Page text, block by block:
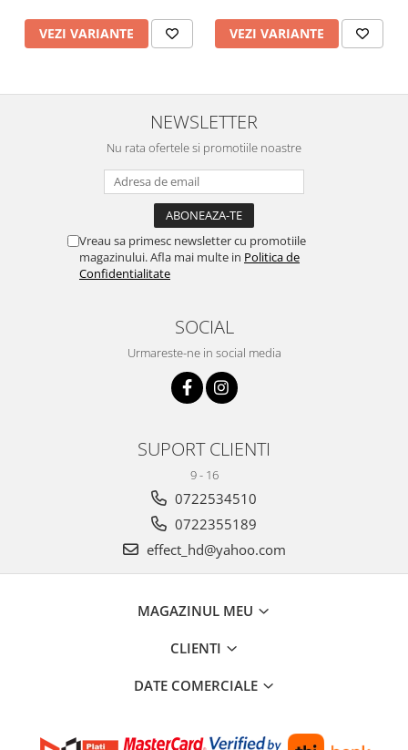
VEZI VARIANTE VEZI VARIANTE
NEWSLETTER
Nu rata ofertele si promotiile noastre
Vreau sa primesc newsletter cu promotiile
magazinului. Afla mai multe in Politica de
Confidentialitate
SOCIAL
Urmareste-ne in social media
SUPORT CLIENTI
9 - 16
0722534510
0722355189
effect_hd@yahoo.com
MAGAZINUL MEU
CLIENTI
DATE COMERCIALE